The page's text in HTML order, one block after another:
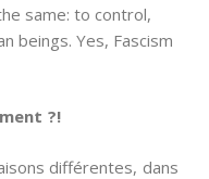
same: to control,
beings. Yes, Fascism
?!
différentes, dans